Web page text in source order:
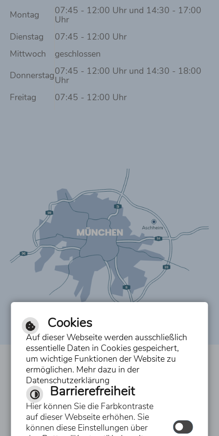
Montag 07:45 - 12:00 Uhr und 14:30 - 17:00
Uhr
Dienstag
07:45 - 12:00 Uhr
Mittwoch
geschlossen
Donnerstag07:45 - 12:00 Uhr und 14:30 - 18:00
Uhr
Freitag
07:45 - 12:00 Uhr
Inhalt
Impressum
Datenschutzerklärung
Erklärung zur Barrierefreiheit
Cookies
Auf dieser Webseite werden ausschließlich
essentielle Daten in Cookies gespeichert,
um wichtige Funktionen der Website zu
ermöglichen. Mehr dazu in der
Datenschutzerklärung
Barrierefreiheit
Hier können Sie die Farbkontraste
auf dieser Webseite erhöhen. Sie
können diese Einstellungen über